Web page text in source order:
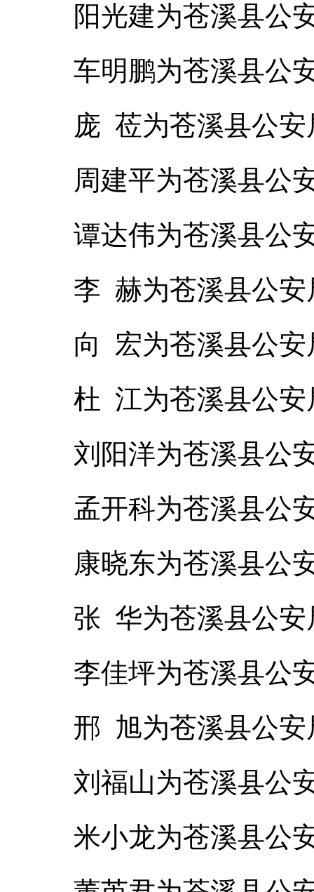
阳光建为苍溪县公
车明鹏为苍溪县公
庞 莅为苍溪县公
周建平为苍溪县公
谭达伟为苍溪县公
李 赫为苍溪县公安
向 宏为苍溪县公
杜 江为苍溪县公安
刘阳洋为苍溪县公
孟开科为苍溪县公
康晓东为苍溪县公
张 华为苍溪县公
李佳坪为苍溪县公
邢 旭为苍溪县公安
刘福山为苍溪县公
米小龙为苍溪县公